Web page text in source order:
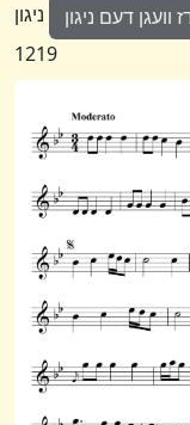
דעם ניגון ניגון
1219